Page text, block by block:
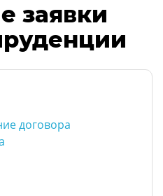
заявки
договора